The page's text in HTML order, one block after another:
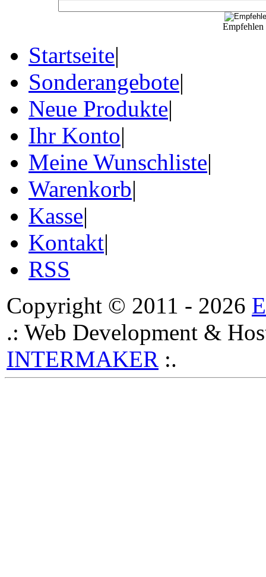
Empfehlen
Startseite|
Sonderangebote|
Neue Produkte|
Ihr Konto|
Meine Wunschliste|
Warenkorb|
Kasse|
Kontakt|
RSS
Copyright © 2011 - 2026
.: Web Development &
INTERMAKER :.